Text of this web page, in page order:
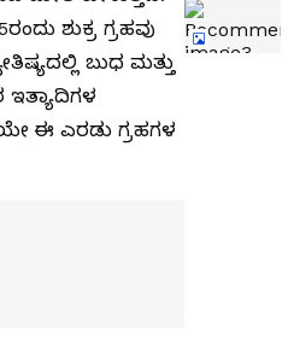
ಶುಕ್ರ ಗ್ರಹವು
ಬುಧ ಮತ್ತು
ಇತ್ಯಾದಿಗಳ
ಈ ಎರಡು ಗ್ರಹಗಳ